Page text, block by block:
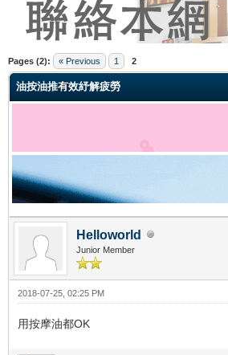
Pages (2): « Previous 1 2
油按油推有效紓解疲勞
Helloworld
Junior Member
2018-07-25, 02:25 PM
用按摩油都OK